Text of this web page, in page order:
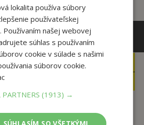
14,90€
Guinness World
lokalita používa súbory
používateľskej
Používaním našej webovej
súhlas s používaním
cookie v súlade s našimi
súborov cookie.
PARTNERS(1913) →
SÚHLASÍM SO VŠETKÝMI